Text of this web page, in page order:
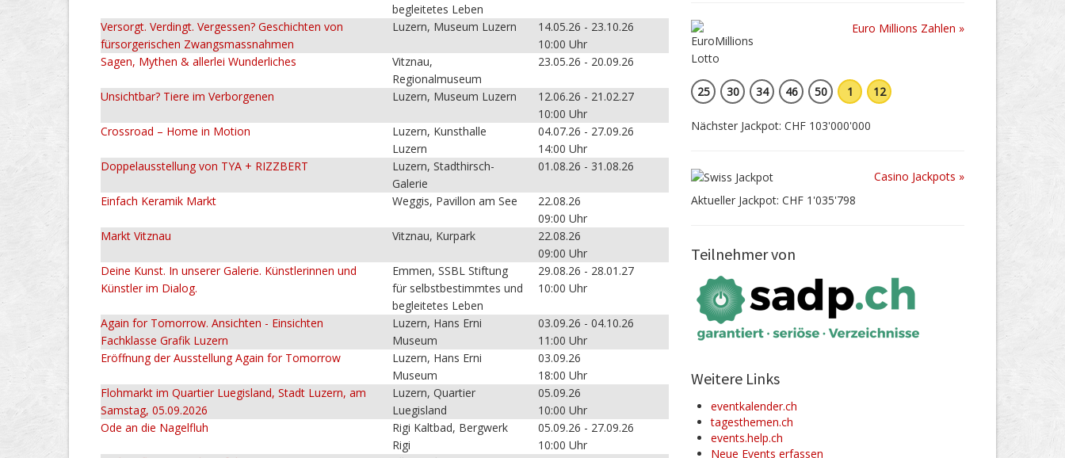
begleitetes Leben
Versorgt. Verdingt. Vergessen? Geschichten von
fürsorgerischen Zwangsmassnahmen
Luzern, Museum Luzern
14.05.26 - 23.10.26
10:00 Uhr
Sagen, Mythen & allerlei Wunderliches
Vitznau,
Regionalmuseum
23.05.26 - 20.09.26
Unsichtbar? Tiere im Verborgenen Luzern, Museum Luzern
12.06.26 - 21.02.27
10:00 Uhr
Crossroad – Home in Motion
Luzern, Kunsthalle
Luzern
04.07.26 - 27.09.26
14:00 Uhr
Doppelausstellung von TYA + RIZZBERT
Luzern, Stadthirsch-
Galerie
01.08.26 - 31.08.26
Einfach Keramik Markt Weggis, Pavillon am See
22.08.26
09:00 Uhr
Markt Vitznau
Vitznau, Kurpark
22.08.26
09:00 Uhr
Deine Kunst. In unserer Galerie. Künstlerinnen und
Künstler im Dialog.
Emmen, SSBL Stiftung
für selbstbestimmtes und
begleitetes Leben
29.08.26 - 28.01.27
10:00 Uhr
Again for Tomorrow. Ansichten - Einsichten
Fachklasse Grafik Luzern
Luzern, Hans Erni
Museum
03.09.26 - 04.10.26
11:00 Uhr
Eröffnung der Ausstellung Again for Tomorrow
Luzern, Hans Erni
Museum
03.09.26
18:00 Uhr
Flohmarkt im Quartier Luegisland, Stadt Luzern, am
Samstag, 05.09.2026
Luzern, Quartier
Luegisland
05.09.26
10:00 Uhr
Ode an die Nagelfluh
Rigi Kaltbad, Bergwerk
Rigi
05.09.26 - 27.09.26
10:00 Uhr
Euro Millions Zahlen »
25 30 34 46 50 1 12
Nächster Jackpot: CHF 103'000'000
Casino Jackpots »
Aktueller Jackpot: CHF 1'035'798
Teilnehmer von
Weitere Links
eventkalender.ch
tagesthemen.ch
events.help.ch
Neue Events erfassen